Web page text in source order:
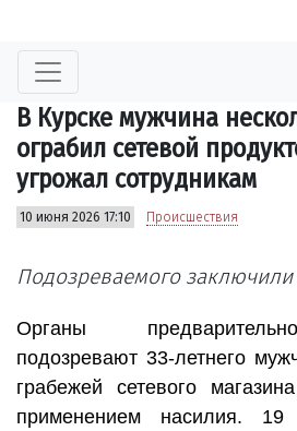
В Курске мужчина
ограбил сетевой
угрожал сотрудникам
10 июня 2026 17:10 Происшествия
Подозреваемого заключили
Органы
подозревают 33-летнего
грабежей сетевого
применением насилия.